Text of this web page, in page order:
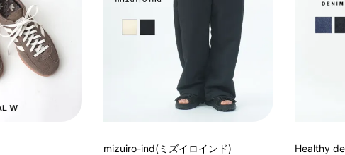
mizuiro-ind(ミズイロインド)
Healthy